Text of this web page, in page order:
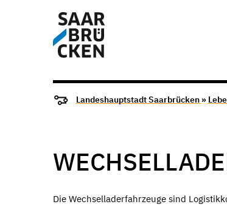
Landeshauptstadt Saarbrücken »
Die Wechselladerfahrzeuge sind